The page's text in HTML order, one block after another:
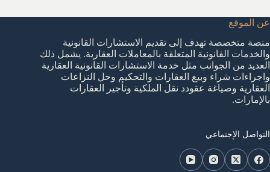
عن الموقع
منصة متخصصة تهدف إلى تقديم الاستشارات القانونية
والخدمات القانونية المتعلقة بالمعاملات العقارية. يشمل ذلك
العديد من الجوانب مثل خدمة الاستشارات القانونية العقارية
واجراءات شراء وبيع العقارات والتحكيم وحل النزاعات
العقارية وصياغة عقودد نقل الملكية وتأجير العقارات
بالإمارات.
التواصل الإجتماعي